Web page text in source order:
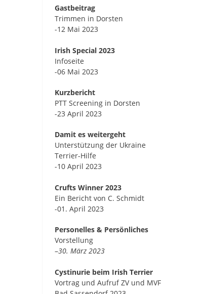
Gastbeitrag
Trimmen in Dorsten
-12 Mai 2023
Irish Special 2023
Infoseite
-06 Mai 2023
Kurzbericht
PTT Screening in Dorsten
-23 April 2023
Damit es weitergeht
Unterstützung der Ukraine
Terrier-Hilfe
-10 April 2023
Crufts Winner 2023
Ein Bericht von C. Schmidt
-01. April 2023
Personelles & Persönliches
Vorstellung
–30. März 2023
Cystinurie beim Irish Terrier
Vortrag und Aufruf ZV und MVF